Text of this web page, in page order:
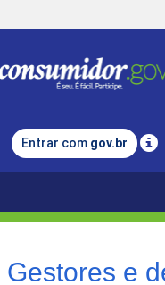
Entrar com gov.br
Gestores e